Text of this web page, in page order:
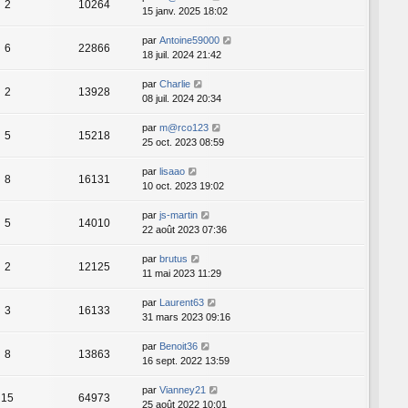
2 10264
15 janv. 2025 18:02
6 22866
par Antoine59000
18 juil. 2024 21:42
2 13928
par Charlie
08 juil. 2024 20:34
5 15218
par m@rco123
25 oct. 2023 08:59
8 16131
par lisaao
10 oct. 2023 19:02
5 14010
par js-martin
22 août 2023 07:36
2 12125
par brutus
11 mai 2023 11:29
3 16133
par Laurent63
31 mars 2023 09:16
8 13863
par Benoit36
16 sept. 2022 13:59
15 64973
par Vianney21
25 août 2022 10:01